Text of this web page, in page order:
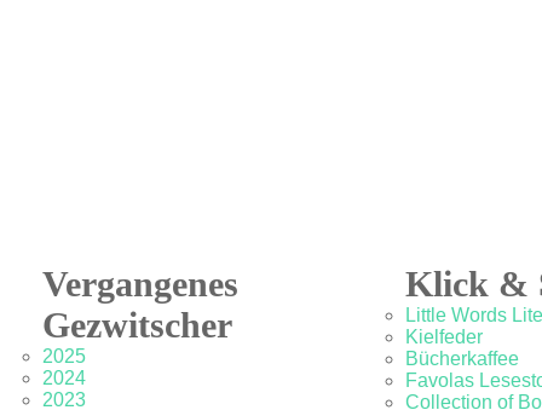
Vergangenes
Gezwitscher
2025
2024
2023
Klick &
Little Words
Kielfeder
Bücherkaffee
Favolas
Collection of